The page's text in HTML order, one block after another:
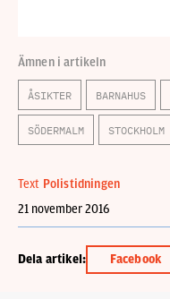
Ämnen i artikeln
ÅSIKTER BARNAHUS
SÖDERMALM STOCKHOLM
Text Polistidningen
21 november 2016
Dela artikel: Facebook